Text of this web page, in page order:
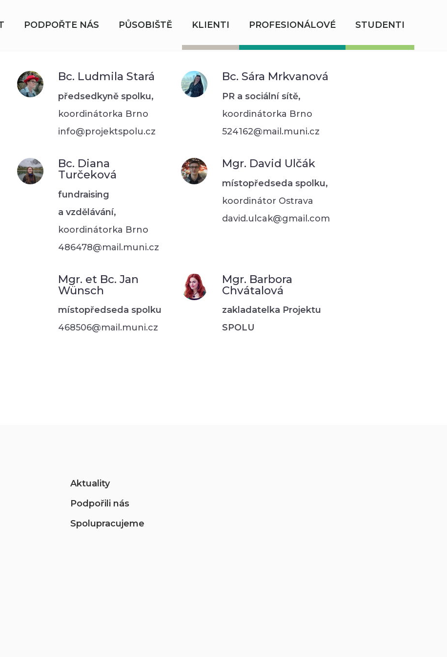
PODPOŘTE NÁS PŮSOBIŠTĚ KLIENTI PROFESIONÁLOVÉ STUDENTI
Bc. Ludmila Stará
předsedkyně spolku,
koordinátorka Brno
info@projektspolu.cz
Bc. Sára Mrkvanová
PR a sociální sítě,
koordinátorka Brno
524162@mail.muni.cz
Bc. Diana
Turčeková
fundraising
a vzdělávání,
koordinátorka Brno
486478@mail.muni.cz
Mgr. David Ulčák
místopředseda spolku,
koordinátor Ostrava
david.ulcak@gmail.com
Mgr. et Bc. Jan
Wünsch
místopředseda spolku
468506@mail.muni.cz
Mgr. Barbora
Chvátalová
zakladatelka Projektu
SPOLU
Aktuality
Podpořili nás
Spolupracujeme